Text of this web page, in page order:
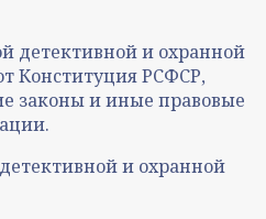
детективной и охранной
Конституция РСФСР,
законы и иные правовые
и охранной